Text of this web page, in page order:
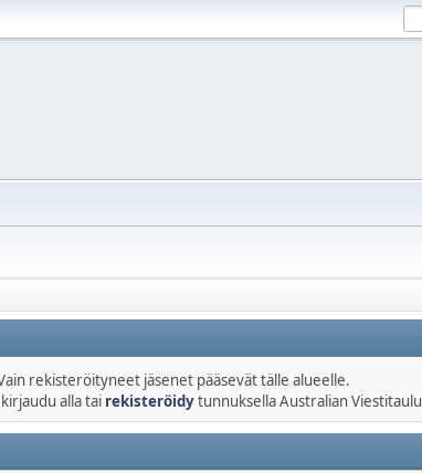
rekisteröityneet jäsenet pääsevät tälle alueelle.
alla tai rekisteröidytunnuksella Australian Viestitaulu